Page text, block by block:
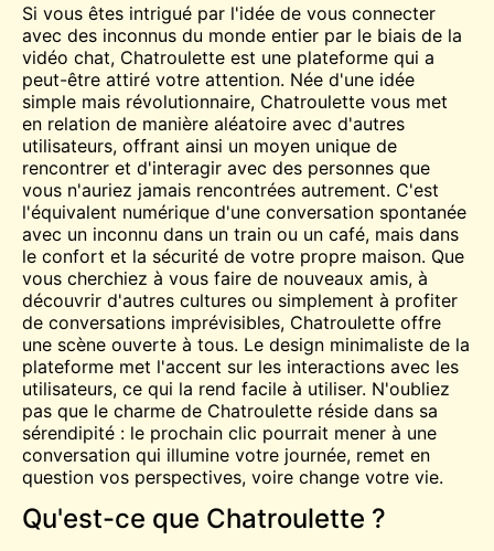
Si vous êtes intrigué par l'idée de vous connecter
avec des inconnus du monde entier par le biais de la
vidéo chat, Chatroulette est une plateforme qui a
peut-être attiré votre attention. Née d'une idée
simple mais révolutionnaire, Chatroulette vous met
en relation de manière aléatoire avec d'autres
utilisateurs, offrant ainsi un moyen unique de
rencontrer et d'interagir avec des personnes que
vous n'auriez jamais rencontrées autrement. C'est
l'équivalent numérique d'une conversation spontanée
avec un inconnu dans un train ou un café, mais dans
le confort et la sécurité de votre propre maison. Que
vous cherchiez à vous faire de nouveaux amis, à
découvrir d'autres cultures ou simplement à profiter
de conversations imprévisibles, Chatroulette offre
une scène ouverte à tous. Le design minimaliste de la
plateforme met l'accent sur les interactions avec les
utilisateurs, ce qui la rend facile à utiliser. N'oubliez
pas que le charme de Chatroulette réside dans sa
sérendipité : le prochain clic pourrait mener à une
conversation qui illumine votre journée, remet en
question vos perspectives, voire change votre vie.
Qu'est-ce que Chatroulette ?